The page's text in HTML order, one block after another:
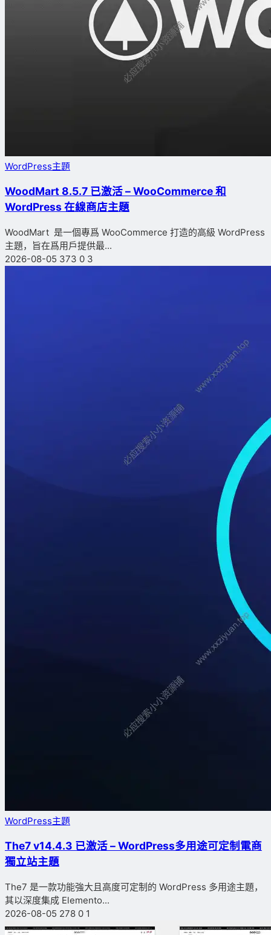
WordPress主題
WoodMart 8.5.7 已激活 – WooCommerce 和
WordPress 在線商店主題
WoodMart 是一個專爲 WooCommerce 打造的高級 WordPress
主題，旨在爲用戶提供最...
2026-08-05 373 0 3
WordPress主題
The7 v14.4.3 已激活 – WordPress多用途可定制電商
獨立站主題
The7 是一款功能強大且高度可定制的 WordPress 多用途主題，
其以深度集成 Elemento...
2026-08-05 278 0 1